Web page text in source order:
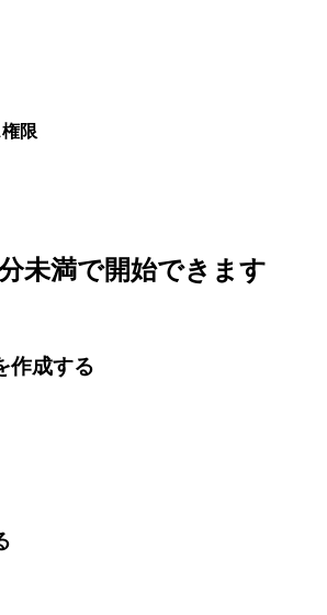
限
未満で開始できます
作成する